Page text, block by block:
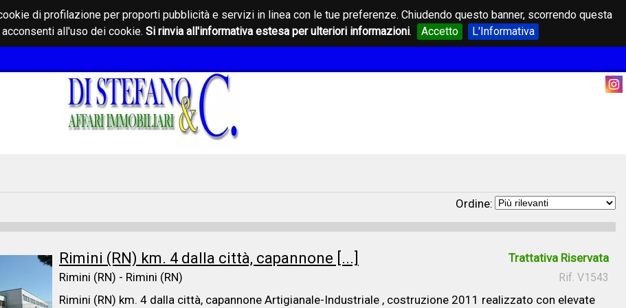
di profilazione per proporti pubblicità e servizi in linea con le tue preferenze. Chiudendo questo banner, scorrendo questa
all'uso dei cookie. Si rinvia all'informativa estesa per ulteriori informazioni. Accetto L'Informativa
Ordine:
Trattativa Riservata
Rif. V1543
Rimini (RN) km. 4 dalla città, capannone [...]
Rimini (RN) - Rimini (RN)
Rimini (RN) km. 4 dalla città, capannone Artigianale-Industriale , costruzione 2011 realizzato con elevate